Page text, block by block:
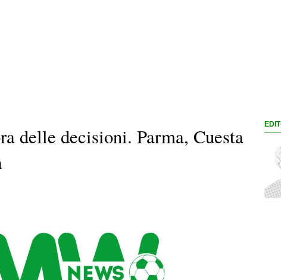
delle decisioni. Parma, Cuesta